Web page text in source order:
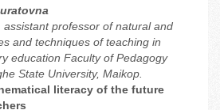
professor of natural and
and techniques of teaching in
education Faculty of Pedagogy
State University, Maikop.
literacy of the future